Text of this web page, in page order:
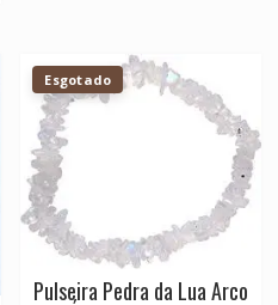
Esgotado
Pulseira Pedra da Lua Arco